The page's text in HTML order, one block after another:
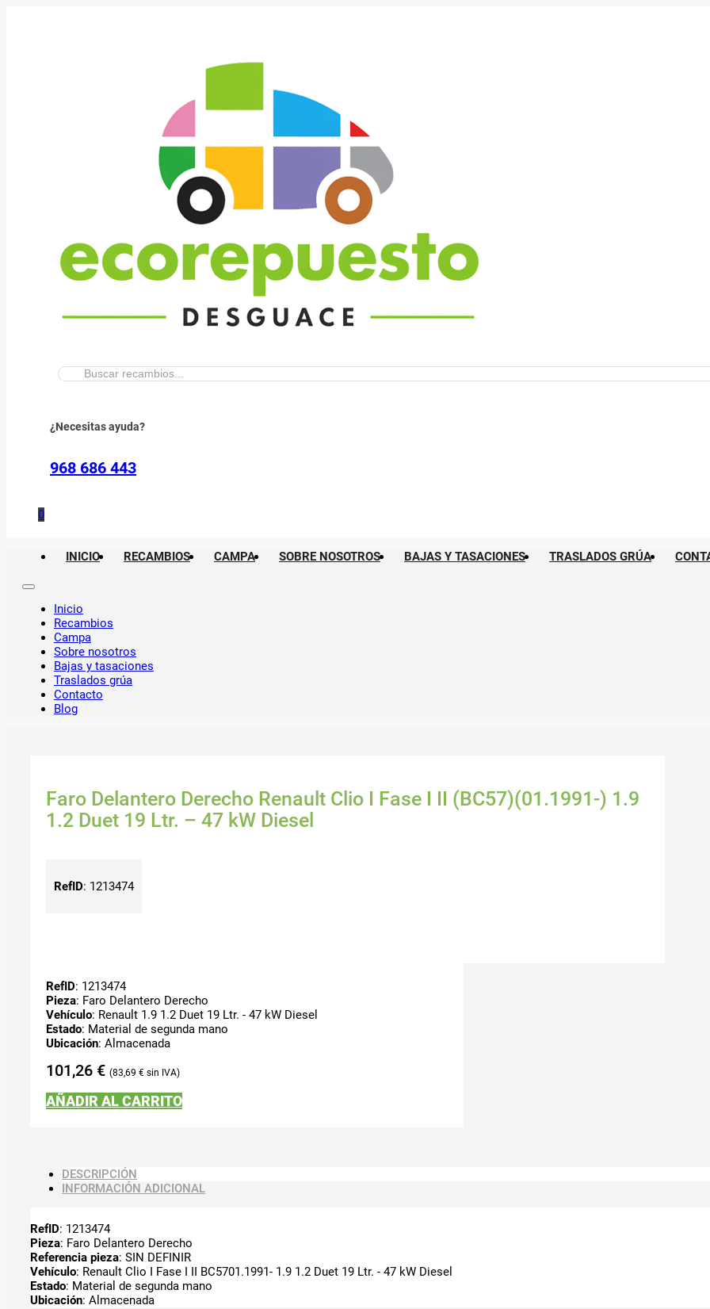
Buscar:
¿Necesitas ayuda?
968 686 443
0
INICIO RECAMBIOS CAMPA SOBRE NOSOTROS BAJAS Y TASACIONES TRASLADOS GRÚA
Inicio
Recambios
Campa
Sobre nosotros
Bajas y tasaciones
Traslados grúa
Contacto
Blog
Faro Delantero Derecho Renault Clio I Fase I II (BC57)(01.1991-) 1.9
1.2 Duet 19 Ltr. – 47 kW Diesel
RefID: 1213474
RefID: 1213474
Pieza: Faro Delantero Derecho
Vehículo: Renault 1.9 1.2 Duet 19 Ltr. - 47 kW Diesel
Estado: Material de segunda mano
Ubicación: Almacenada
101,26 € 83,69 €
AÑADIR AL CARRITO
DESCRIPCIÓN
INFORMACIÓN ADICIONAL
RefID: 1213474
Pieza: Faro Delantero Derecho
Referencia pieza: SIN DEFINIR
Vehículo: Renault Clio I Fase I II BC5701.1991- 1.9 1.2 Duet 19 Ltr. - 47 kW Diesel
Estado: Material de segunda mano
Ubicación: Almacenada